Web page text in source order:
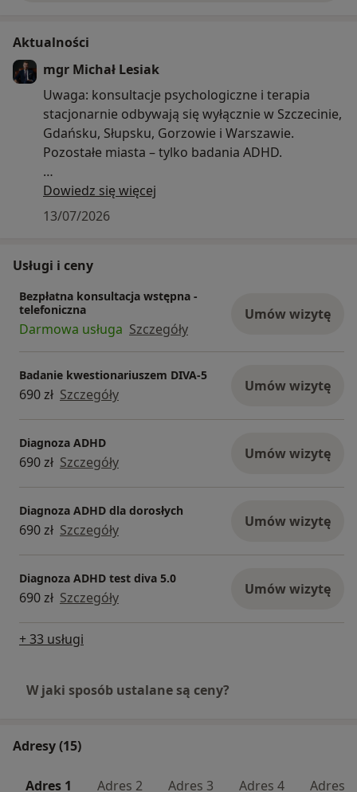
Aktualności
mgr Michał Lesiak
Uwaga: konsultacje psychologiczne i terapia
stacjonarnie odbywają się wyłącznie w Szczecinie,
Gdańsku, Słupsku, Gorzowie i Warszawie.
Pozostałe miasta – tylko badania ADHD.
W moim grafiku można umówić się na 2 rodzaje
wizyt:
sytuacją i omówię w jaki sposób mogę pomóc.
dopasowany do potrzeb a także cenę wizyty.
kalendarzu na Znanym Lekarzu (nie trzeba
umawiać wstępnej bezpłatnej rozmowy
telefonicznej):
„Umów wizytę” → „Konsultacja online” → w
usługach wybierz „Diagnoza ADHD test DIVA 5.0”
wiadomość prywatną i dopasuję termin do Ciebie.
Badanie DIVA 5 (ADHD) wykonywane jest online -
Whatsapp.
Aby zagwarantować większą dostępność
terminów i skrócić czas oczekiwania, badania w
kierunku ADHD są przeprowadzane zarówno
przeze mnie, jak i przez wykwalifikowanych
Pracujemy również w weekendy.
Jeżeli chcesz, żebym zadzwonił do Ciebie w innych
Dowiedz się więcej
13/07/2026
Usługi i ceny
Bezpłatna konsultacja wstępna -
telefoniczna
Darmowa usługa Szczegóły
Umów wizytę
Badanie kwestionariuszem DIVA-5
690 zł Szczegóły Umów wizytę
Diagnoza ADHD
690 zł Szczegóły Umów wizytę
Diagnoza ADHD dla dorosłych
690 zł Szczegóły Umów wizytę
Diagnoza ADHD test diva 5.0
690 zł Szczegóły Umów wizytę
+ 33 usługi
W jaki sposób ustalane są ceny?
Adresy (15)
Adres 1 Adres 2 Adres 3 Adres 4 Adres 5